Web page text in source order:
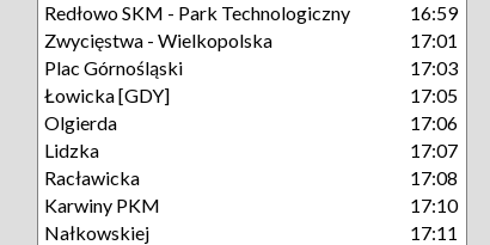
Redłowo SKM - Park Technologiczny
16:59
Zwycięstwa - Wielkopolska
17:01
Plac Górnośląski
17:03
Łowicka [GDY]
17:05
Olgierda
17:06
Lidzka
17:07
Racławicka
17:08
Karwiny PKM
17:10
Nałkowskiej
17:11